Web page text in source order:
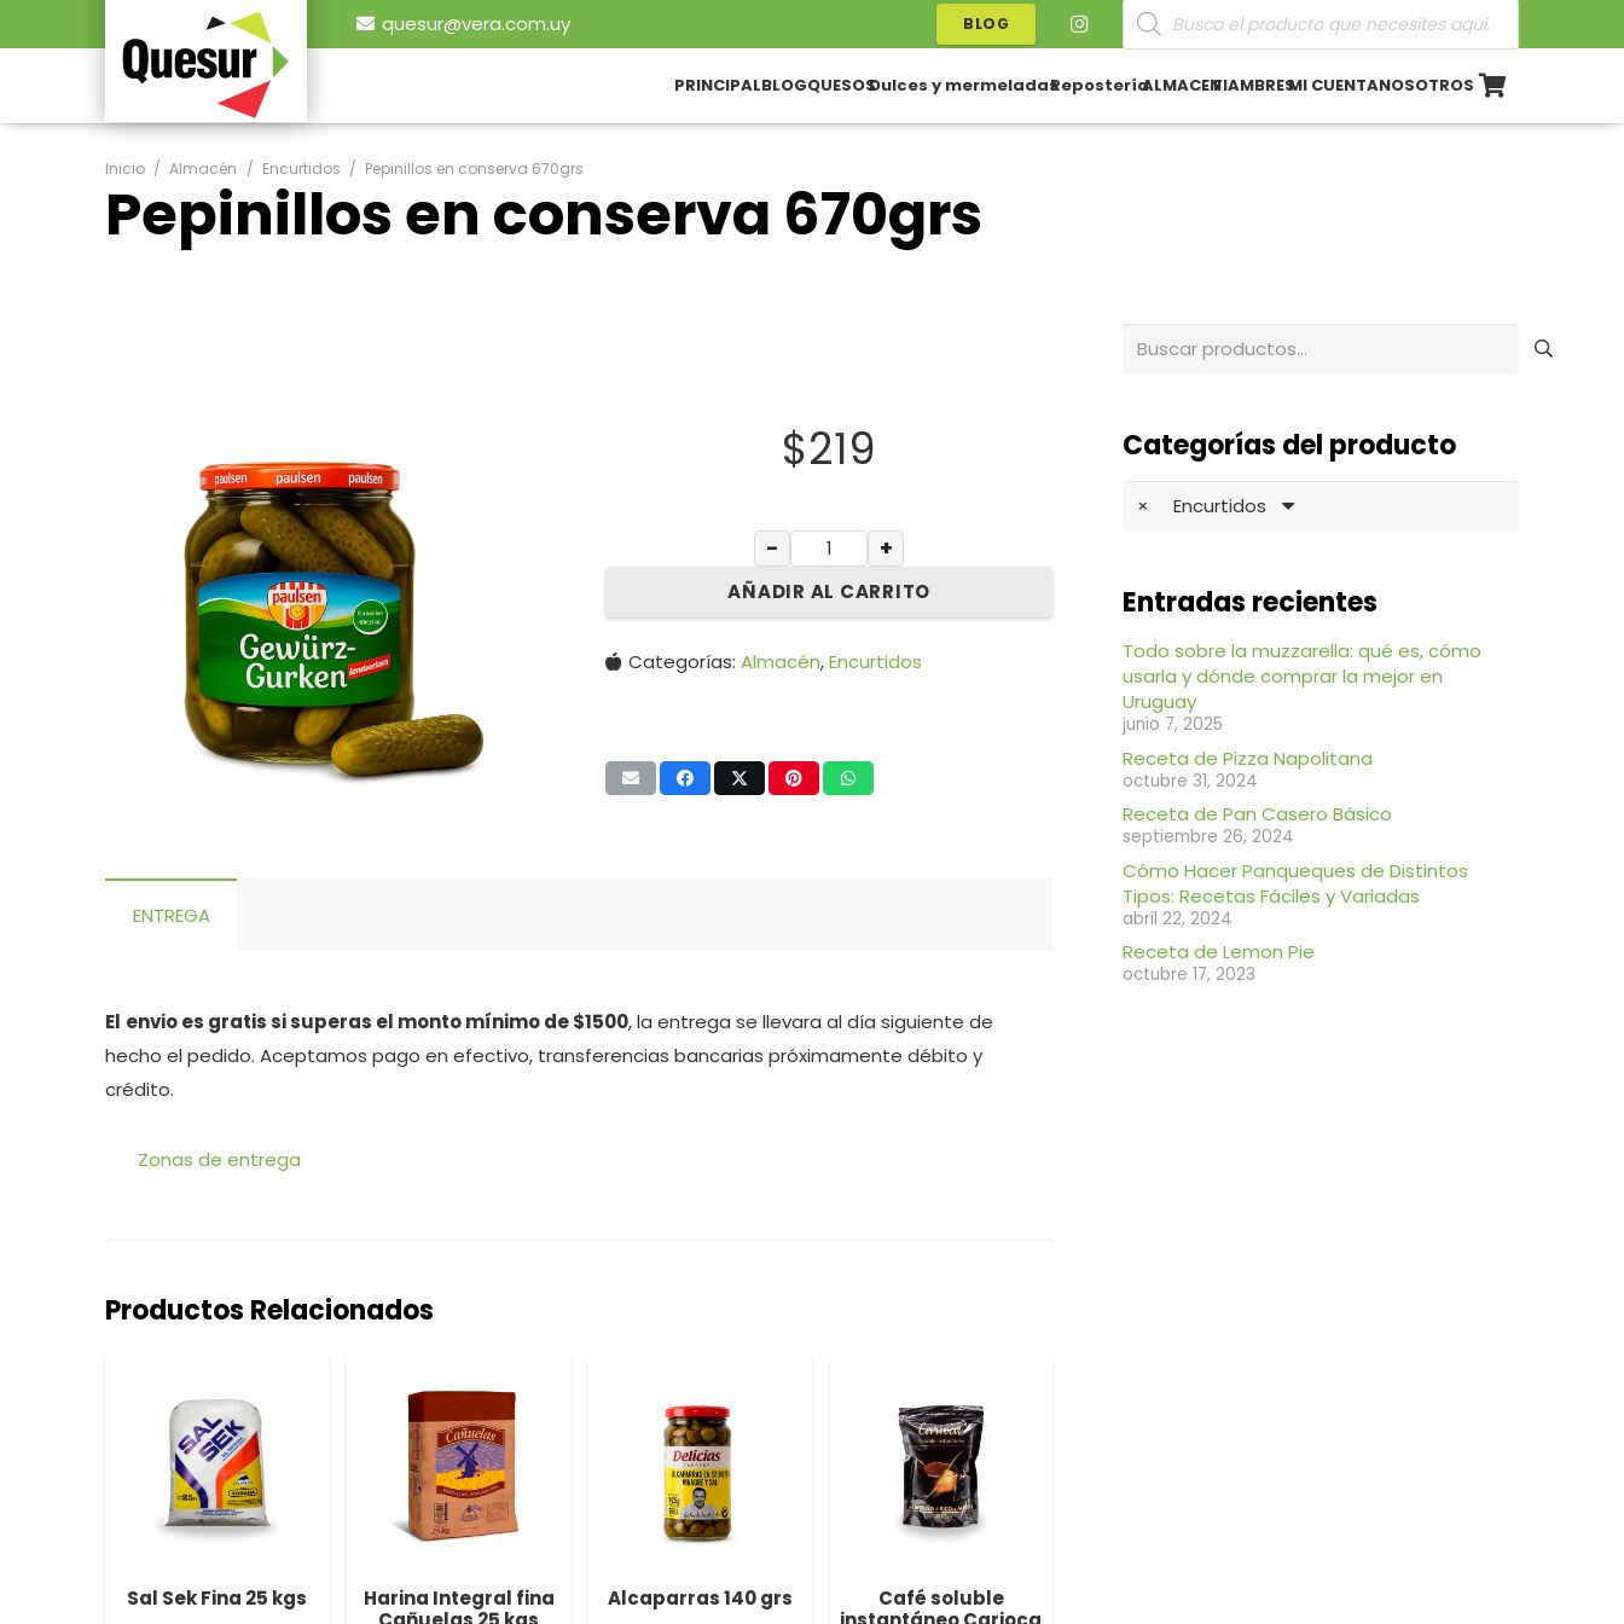
quesur@vera.com.uy BLOG
Búsqueda
de
productos
PRINCIPALBLOGQUESOSDulces y mermeladasReposteríaALMACENFIAMBRESMI CUENTANOSOTROS
Inicio / Almacén / Encurtidos / Pepinillos en conserva 670grs
Pepinillos en conserva 670grs
$219
− +
AÑADIR AL CARRITO
Categorías:Almacén,Encurtidos
ENTREGA
El envio es gratis si superas el monto mínimo de $1500, la entrega se llevara al día siguiente de
hecho el pedido. Aceptamos pago en efectivo, transferencias bancarias próximamente débito y
crédito.
Zonas de entrega
Productos Relacionados
Sal Sek Fina 25 kgs
Harina Integral fina
Alcaparras 140 grs
Café soluble
Buscar
Categorías del producto
× Encurtidos
Entradas recientes
Todo sobre la muzzarella: qué es, cómo
usarla y dónde comprar la mejor en
Uruguay
junio 7, 2025
Receta de Pizza Napolitana
octubre 31, 2024
Receta de Pan Casero Básico
septiembre 26, 2024
Cómo Hacer Panqueques de Distintos
Tipos: Recetas Fáciles y Variadas
abril 22, 2024
Receta de Lemon Pie
octubre 17, 2023